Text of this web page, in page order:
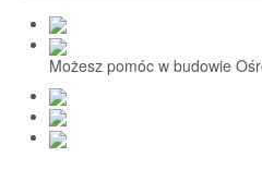
1,5% i darowizny
Nasi Beneficjenci
Ośrodek Reh-Szkol
Sprawozdania
Możesz pomóc w budowie